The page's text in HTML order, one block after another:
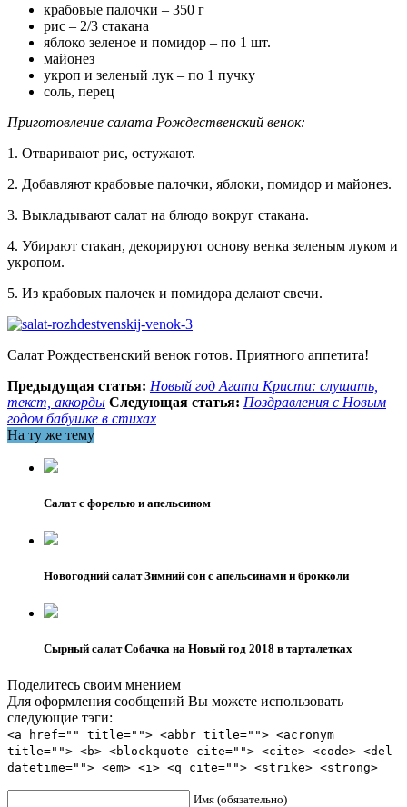
крабовые палочки – 350 г
рис – 2/3 стакана
яблоко зеленое и помидор – по 1 шт.
майонез
укроп и зеленый лук – по 1 пучку
соль, перец
Приготовление салата Рождественский венок:
1. Отваривают рис, остужают.
2. Добавляют крабовые палочки, яблоки, помидор и майонез.
3. Выкладывают салат на блюдо вокруг стакана.
4. Убирают стакан, декорируют основу венка зеленым луком и
укропом.
5. Из крабовых палочек и помидора делают свечи.
Салат Рождественский венок готов. Приятного аппетита!
Предыдущая статья: Новый год Агата Кристи: слушать,
текст, аккорды Следующая статья: Поздравления с Новым
годом бабушке в стихах
На ту же тему
Салат с форелью и апельсином
Новогодний салат Зимний сон с апельсинами и брокколи
Сырный салат Собачка на Новый год 2018 в тарталетках
Поделитесь своим мнением
Для оформления сообщений Вы можете использовать
следующие тэги:
<a href="" title=""> <abbr title=""> <acronym
title=""> <b> <blockquote cite=""> <cite> <code> <del
datetime=""> <em> <i> <q cite=""> <strike> <strong>
Имя (обязательно)